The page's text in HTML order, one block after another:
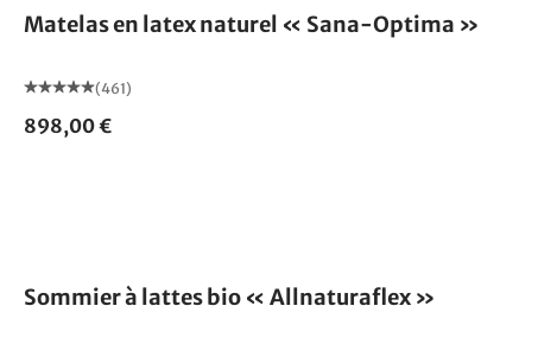
Matelas en latex naturel « Sana-Optima »
(461)
898,00 €
Sommier à lattes bio « Allnaturaflex »